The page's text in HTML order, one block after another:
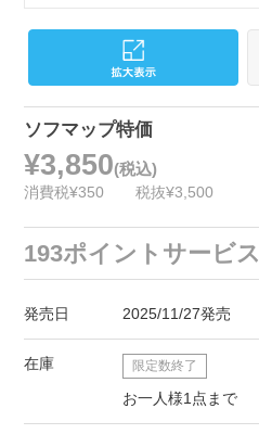
ソフマップ特価
¥3,850(税込)
消費税¥350 税抜¥3,500
193ポイントサービス
発売日 2025/11/27発売
在庫 限定数終了
お一人様1点まで